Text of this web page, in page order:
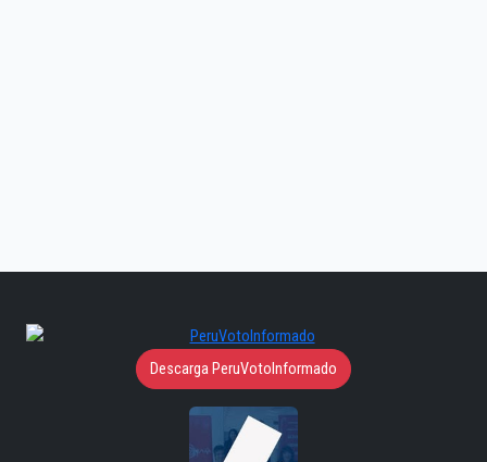
Descarga PeruVotoInformado